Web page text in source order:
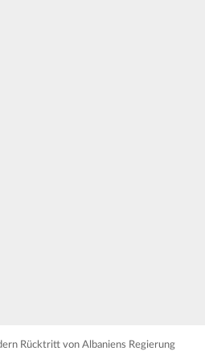
Rücktritt von Albaniens Regierung